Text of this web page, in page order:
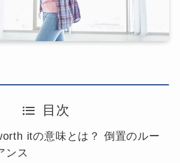
目次
itの意味とは？ 倒置のルー
ンス